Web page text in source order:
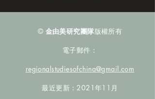
© 金由美研究團隊版權所有
電子郵件：
regionalstudiesofchina@gmail.com
最近更新：2021年11月